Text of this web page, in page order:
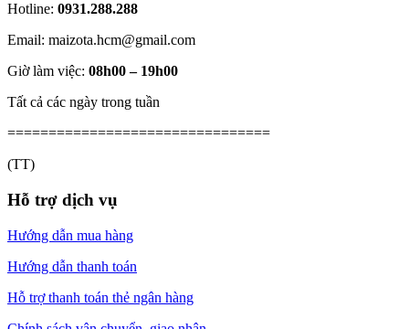
Hotline: 0931.288.288
Email: maizota.hcm@gmail.com
Giờ làm việc: 08h00 – 19h00
Tất cả các ngày trong tuần
================================
(TT)
Hỗ trợ dịch vụ
Hướng dẫn mua hàng
Hướng dẫn thanh toán
Hỗ trợ thanh toán thẻ ngân hàng